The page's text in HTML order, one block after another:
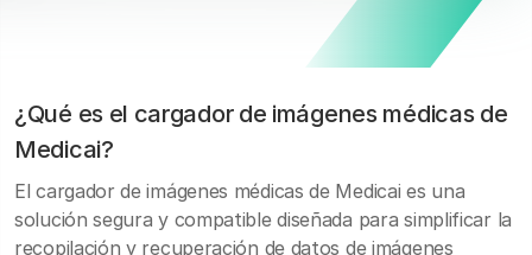
¿Qué es el cargador de imágenes médicas de
Medicai?
El cargador de imágenes médicas de Medicai es una
solución segura y compatible diseñada para simplificar la
recopilación y recuperación de datos de imágenes